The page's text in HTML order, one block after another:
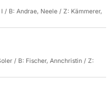
/ B: Andrae, Neele / Z: Kämmerer,
/ B: Fischer, Annchristin / Z: